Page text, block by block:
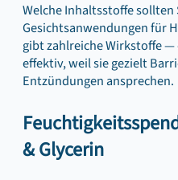
Welche Inhaltsstoffe sollten
Gesichtsanwendungen für
gibt zahlreiche Wirkstoffe
effektiv, weil sie gezielt
Entzündungen ansprechen.
& Glycerin